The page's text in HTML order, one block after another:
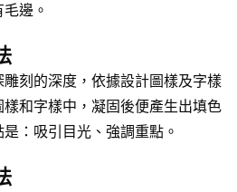
邊。
刻的深度，依據設計圖樣及字樣
和字樣中，凝固後便產生出填色
：吸引目光、強調重點。